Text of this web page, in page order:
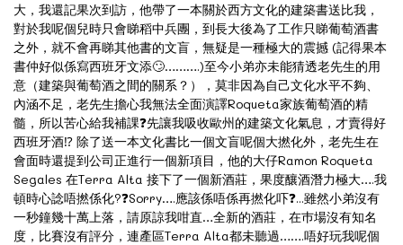
大，我還記果次到訪，他帶了一本關於西方文化的建築書送比我，
對於我呢個兒時只會睇稻中兵團，到長大後為了工作只睇葡萄酒書
之外，就不會再睇其他書的文盲，無疑是一種極大的震撼 (記得果本
書仲好似係寫西班牙文添🙄……….)至今小弟亦未能猜透老先生的用
意（建築與葡萄酒之間的關系？），莫非因為自己文化水平不夠、
內涵不足，老先生擔心我無法全面演譯Roqueta家族葡萄酒的精
髓，所以苦心給我補課❓先讓我吸收歐州的建築文化氣息，才賣得好
西班牙酒⁉ 除了送一本文化書比一個文盲呢個大撚化外，老先生在
會面時還提到公司正進行一個新項目，他的大仔Ramon Roqueta
Segales 在Terra Alta 接下了一個新酒莊，果度釀酒潛力極大….我
頓時心諗唔撚係化?❓Sorry….應該係唔係再撚化吓❓...雖然小弟沒有
一秒鐘幾十萬上落，請原諒我咁直…全新的酒莊，在巿場沒有知名
度，比賽沒有評分，連產區Terra Alta都未聽過…….唔好玩我呢個